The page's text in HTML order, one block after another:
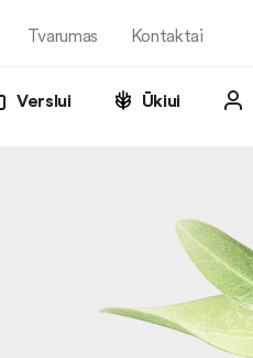
Tvarumas Kontaktai
Verslui Ūkiui